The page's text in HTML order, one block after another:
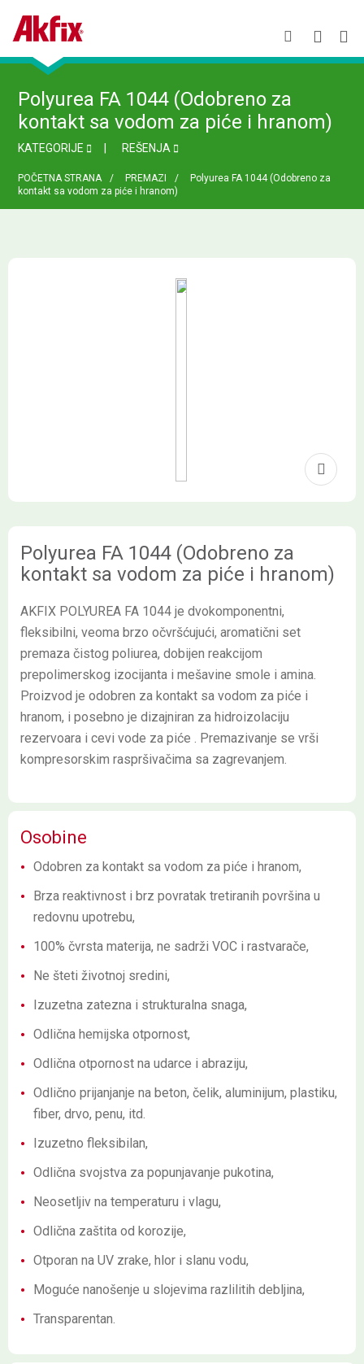
Polyurea FA 1044 (Odobreno za
kontakt sa vodom za piće i hranom)
KATEGORIJE REŠENJA
POČETNA STRANA PREMAZI
Polyurea FA 1044 (Odobreno za
kontakt sa vodom za piće i hranom)
Polyurea FA 1044 (Odobreno za
kontakt sa vodom za piće i hranom)
AKFIX POLYUREA FA 1044 je dvokomponentni,
fleksibilni, veoma brzo očvršćujući, aromatični set
premaza čistog poliurea, dobijen reakcijom
prepolimerskog izocijanta i mešavine smole i amina.
Proizvod je odobren za kontakt sa vodom za piće i
hranom, i posebno je dizajniran za hidroizolaciju
rezervoara i cevi vode za piće . Premazivanje se vrši
kompresorskim raspršivačima sa zagrevanjem.
Osobine
Odobren za kontakt sa vodom za piće i hranom,
Brza reaktivnost i brz povratak tretiranih površina u
redovnu upotrebu,
100% čvrsta materija, ne sadrži VOC i rastvarače,
Ne šteti životnoj sredini,
Izuzetna zatezna i strukturalna snaga,
Odlična hemijska otpornost,
Odlična otpornost na udarce i abraziju,
Odlično prijanjanje na beton, čelik, aluminijum, plastiku,
fiber, drvo, penu, itd.
Izuzetno fleksibilan,
Odlična svojstva za popunjavanje pukotina,
Neosetljiv na temperaturu i vlagu,
Odlična zaštita od korozije,
Otporan na UV zrake, hlor i slanu vodu,
Moguće nanošenje u slojevima razlilitih debljina,
Transparentan.